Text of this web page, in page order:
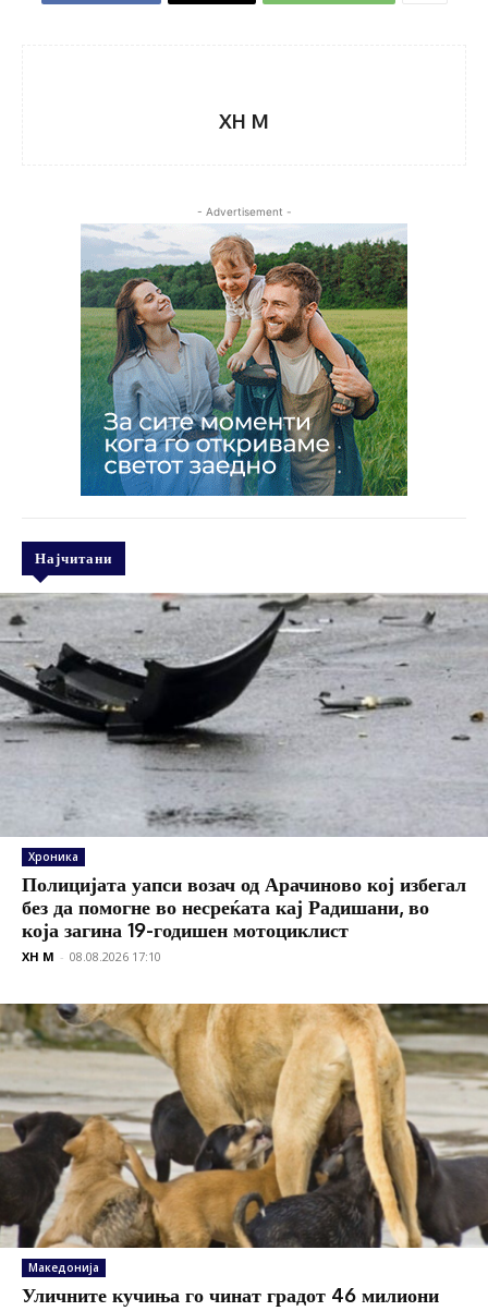
XH M
- Advertisement -
Најчитани
Хроника
Полицијата уапси возач од Арачиново кој избегал
без да помогне во несреќата кај Радишани, во
која загина 19-годишен мотоциклист
XH M - 08.08.2026 17:10
Македонија
Уличните кучиња го чинат градот 46 милиони